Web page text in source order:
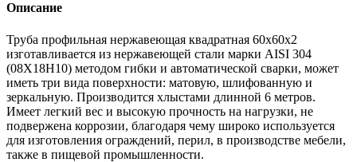
Описание
Труба профильная нержавеющая квадратная 60х60х2
изготавливается из нержавеющей стали марки AISI 304
(08Х18Н10) методом гибки и автоматической сварки, может
иметь три вида поверхности: матовую, шлифованную и
зеркальную. Производится хлыстами длинной 6 метров.
Имеет легкий вес и высокую прочность на нагрузки, не
подвержена коррозии, благодаря чему широко используется
для изготовления ограждений, перил, в производстве мебели,
также в пищевой промышленности.